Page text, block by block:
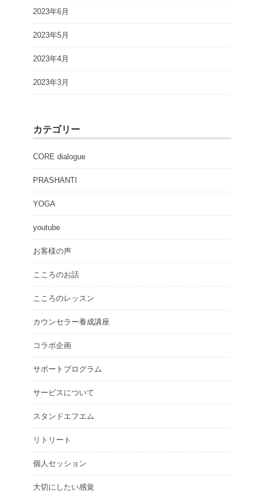
2023年6月
2023年5月
2023年4月
2023年3月
カテゴリー
CORE dialogue
PRASHANTI
YOGA
youtube
お客様の声
こころのお話
こころのレッスン
カウンセラー養成講座
コラボ企画
サポートプログラム
サービスについて
スタンドエフエム
リトリート
個人セッション
大切にしたい感覚